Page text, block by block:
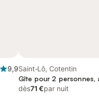
9,9Saint-Lô, Cotentin
Gîte pour 2 personnes,
dès71 €par nuit